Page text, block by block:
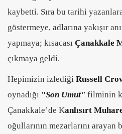
kaybetti. Sıra bu tarihi
göstermeye, adlarına yakışır
yapmaya; kısacası Çanakkale
çıkmaya geldi.
Hepimizin izlediği Russell
oynadığı "Son Umut" filminin
Çanakkale’de Kanlısırt
oğullarının mezarlarını arayan